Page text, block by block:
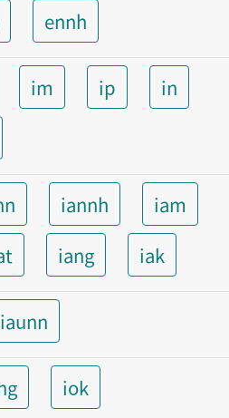
ennh
im ip
in
iannh
iam
iang iak
iaunn
iok